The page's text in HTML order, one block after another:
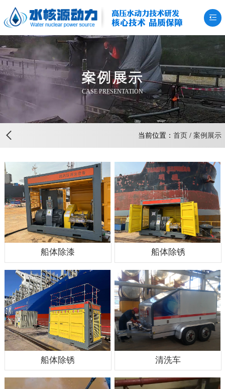
高压水动力技术研发
核心技术 品质保障
案例展示
CASE PRESENTATION
当前位置： 首页 / 案例展示
船体除漆 船体除锈
船体除锈 清洗车